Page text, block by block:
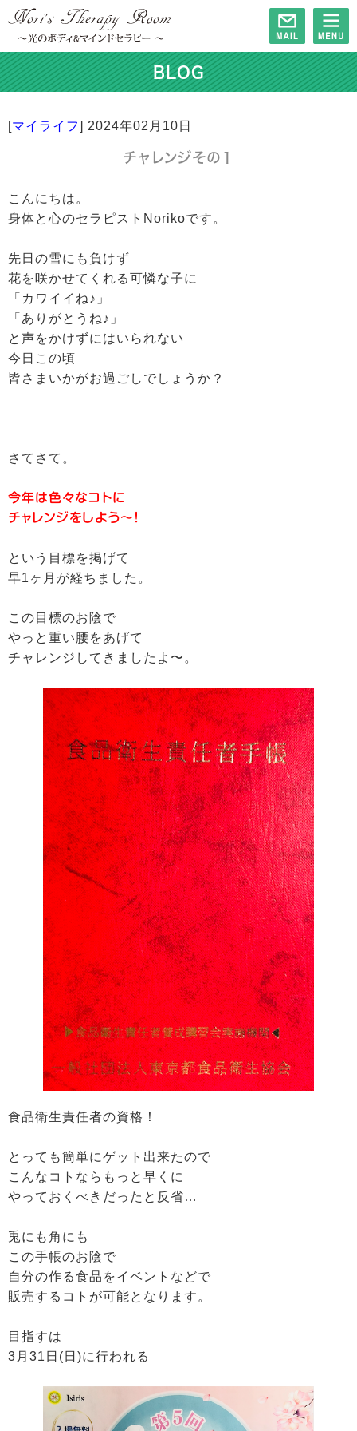
BLOG
[マイライフ] 2024年02月10日
チャレンジその１
こんにちは。
身体と心のセラピストNorikoです。
先日の雪にも負けず
花を咲かせてくれる可憐な子に
「カワイイね♪」
「ありがとうね♪」
と声をかけずにはいられない
今日この頃
皆さまいかがお過ごしでしょうか？
さてさて。
今年は色々なコトに
チャレンジをしよう〜！
という目標を掲げて
早1ヶ月が経ちました。
この目標のお陰で
やっと重い腰をあげて
チャレンジしてきましたよ〜。
食品衛生責任者の資格！
とっても簡単にゲット出来たので
こんなコトならもっと早くに
やっておくべきだったと反省…
兎にも角にも
この手帳のお陰で
自分の作る食品をイベントなどで
販売するコトが可能となります。
目指すは
3月31日(日)に行われる